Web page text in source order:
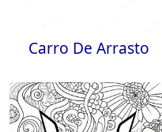
Carro De Arrasto